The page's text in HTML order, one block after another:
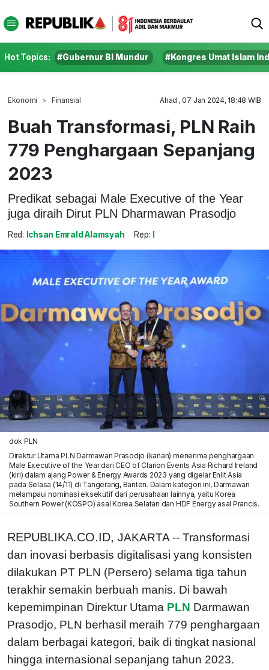
Hot Topics: #Gubernur BI Mundur #Kongres Umat Islam
Ekonomi Finansial Ahad , 07 Jan 2024, 18:48 WIB
Buah Transformasi, PLN Raih
779 Penghargaan Sepanjang
2023
Predikat sebagai Male Executive of the Year
juga diraih Dirut PLN Dharmawan Prasodjo
Red: Ichsan Emrald Alamsyah Rep:
dok PLN
Direktur Utama PLN Darmawan Prasodjo (kanan) menerima penghargaan
Male Executive of the Year dari CEO of Clarion Events Asia Richard Ireland
(kiri) dalam ajang Power & Energy Awards 2023 yang digelar Enlit Asia
pada Selasa (14/11) di Tangerang, Banten. Dalam kategori ini, Darmawan
melampaui nominasi eksekutif dari perusahaan lainnya, yaitu Korea
Southern Power (KOSPO) asal Korea Selatan dan HDF Energy asal Prancis.
REPUBLIKA.CO.ID, JAKARTA -- Transformasi
dan inovasi berbasis digitalisasi yang konsisten
dilakukan PT PLN (Persero) selama tiga tahun
terakhir semakin berbuah manis. Di bawah
kepemimpinan Direktur Utama PLN Darmawan
Prasodjo, PLN berhasil meraih 779 penghargaan
dalam berbagai kategori, baik di tingkat nasional
hingga internasional sepanjang tahun 2023.